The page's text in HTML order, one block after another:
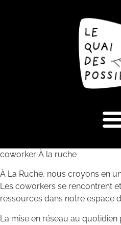
coworker À la ruche
À La Ruche, nous croyons en
Les coworkers se rencontrent
ressources dans notre espace
La mise en réseau au quotidien